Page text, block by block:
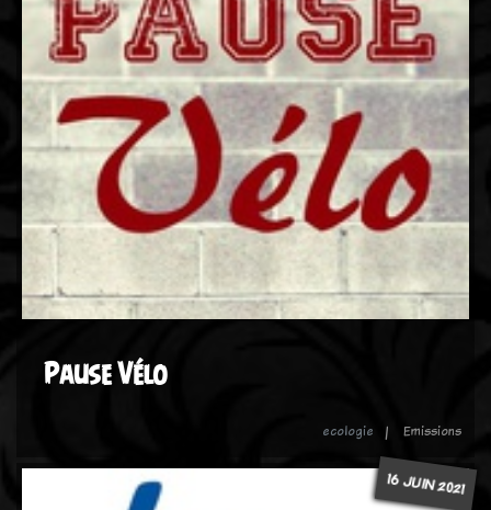
Pause Vélo
ecologie Emissions
16 JUIN 2021